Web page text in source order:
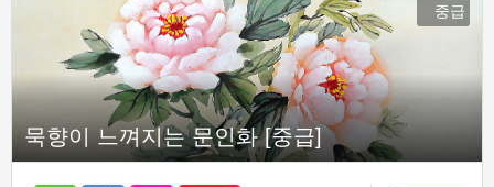
중급
묵향이 느껴지는 문인화 [중급]